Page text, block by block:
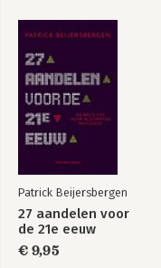
Wat en hoe met
geld
Patrick Beijersbergen
27 aandelen voor
de 21e eeuw
€ 9,95